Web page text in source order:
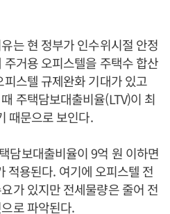
는 현 정부가 인수위시절 안정
거용 오피스텔을 주택수 합산
스텔 규제완화 기대가 있고
주택담보대출비율(LTV)이 최
때문으로 보인다.
담보대출비율이 9억 원 이하면
적용된다. 여기에 오피스텔 전
가 있지만 전세물량은 줄어 전
로 파악된다.